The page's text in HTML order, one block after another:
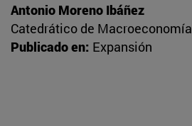
Antonio Moreno Ibáñez
Catedrático de Macroeconomía
Publicado en: Expansión